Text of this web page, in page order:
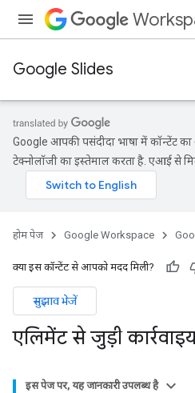
Google Slides
Google आपकी पसंदीदा भाषा में कॉन्टेंट
टेक्नोलॉजी का इस्तेमाल करता है. एआई से
होम पेज Google Workspace
क्या इस कॉन्टेंट से आपको मदद मिली?
सुझाव भेजें
एलिमेंट से जुड़ी
इस पेज पर, यह जानकारी उपलब्ध है